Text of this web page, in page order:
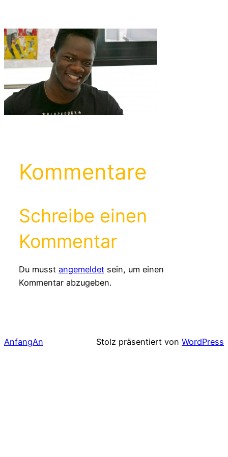
Zum
Inhalt
springen
Kommentare
Schreibe einen
Kommentar
Du musst angemeldetsein, um einen
Kommentar abzugeben.
AnfangAn Stolz präsentiert von WordPress